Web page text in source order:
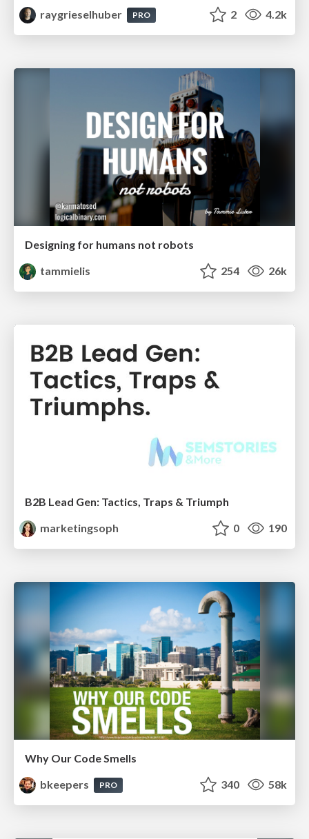
raygrieselhuber
PRO 2 4.2k
Designing for humans not robots
tammielis
254 26k
B2B Lead Gen: Tactics, Traps & Triumph
marketingsoph
0 190
Why Our Code Smells
bkeepers
PRO 340 58k